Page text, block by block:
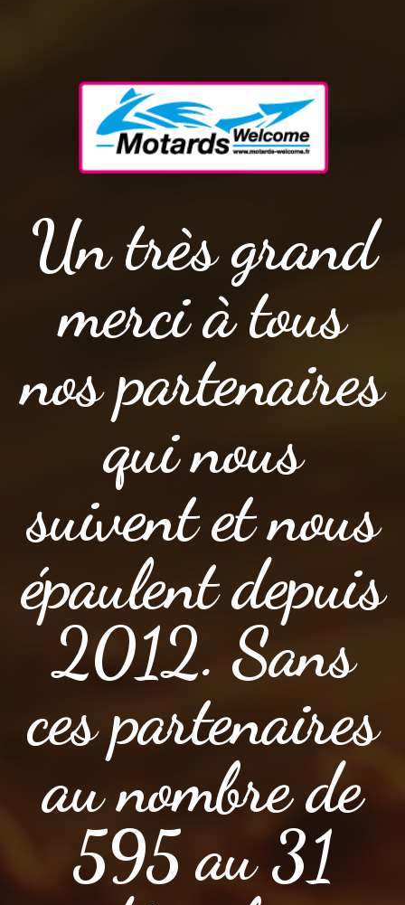
Un très grand
merci à tous
nos partenaires
qui nous
suivent et nous
épaulent depuis
2012. Sans
ces partenaires
au nombre de
595 au 31